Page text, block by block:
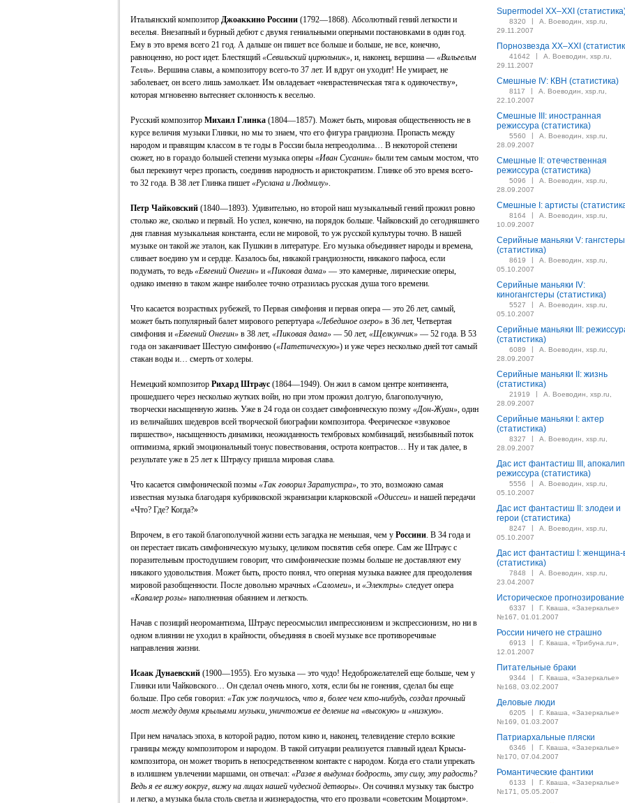
Итальянский композитор Джоаккино Россини (1792—1868). Абсолютный гений легкости и
веселья. Внезапный и бурный дебют с двумя гениальными оперными постановками в один год.
Ему в это время всего 21 год. А дальше он пишет все больше и больше, не все, конечно,
равноценно, но рост идет. Блестящий «Севильский цирюльник», и, наконец, вершина — «Вильгельм
Телль». Вершина славы, а композитору всего-то 37 лет. И вдруг он уходит! Не умирает, не
заболевает, он всего лишь замолкает. Им овладевает «неврастеническая тяга к одиночеству»,
которая мгновенно вытесняет склонность к веселью.
Русский композитор Михаил Глинка (1804—1857). Может быть, мировая общественность не в
курсе величия музыки Глинки, но мы то знаем, что его фигура грандиозна. Пропасть между
народом и правящим классом в те годы в России была непреодолима… В некоторой степени
сюжет, но в гораздо большей степени музыка оперы «Иван Сусанин» были тем самым мостом, что
был перекинут через пропасть, соединив народность и аристократизм. Глинке об это время всего-
то 32 года. В 38 лет Глинка пишет «Руслана и Людмилу».
Петр Чайковский (1840—1893). Удивительно, но второй наш музыкальный гений прожил ровно
столько же, сколько и первый. Но успел, конечно, на порядок больше. Чайковский до сегодняшнего
дня главная музыкальная константа, если не мировой, то уж русской культуры точно. В нашей
музыке он такой же эталон, как Пушкин в литературе. Его музыка объединяет народы и времена,
сливает воедино ум и сердце. Казалось бы, никакой грандиозности, никакого пафоса, если
подумать, то ведь «Евгений Онегин» и «Пиковая дама» — это камерные, лирические оперы,
однако именно в таком жанре наиболее точно отразилась русская душа того времени.
Что касается возрастных рубежей, то Первая симфония и первая опера — это 26 лет, самый,
может быть популярный балет мирового репертуара «Лебединое озеро» в 36 лет, Четвертая
симфония и «Евгений Онегин» в 38 лет, «Пиковая дама» — 50 лет, «Щелкунчик» — 52 года. В 53
года он заканчивает Шестую симфонию («Патетическую») и уже через несколько дней тот самый
стакан воды и… смерть от холеры.
Немецкий композитор Рихард Штраус (1864—1949). Он жил в самом центре континента,
прошедшего через несколько жутких войн, но при этом прожил долгую, благополучную,
творчески насыщенную жизнь. Уже в 24 года он создает симфоническую поэму «Дон-Жуан», один
из величайших шедевров всей творческой биографии композитора. Феерическое «звуковое
пиршество», насыщенность динамики, неожиданность тембровых комбинаций, неизбывный поток
оптимизма, яркий эмоциональный тонус повествования, острота контрастов… Ну и так далее, в
результате уже в 25 лет к Штраусу пришла мировая слава.
Что касается симфонической поэмы «Так говорил Заратустра», то это, возможно самая
известная музыка благодаря кубриковской экранизации кларковской «Одиссеи» и нашей передачи
«Что? Где? Когда?»
Впрочем, в его такой благополучной жизни есть загадка не меньшая, чем у Россини. В 34 года и
он перестает писать симфоническую музыку, целиком посвятив себя опере. Сам же Штраус с
поразительным простодушием говорит, что симфонические поэмы больше не доставляют ему
никакого удовольствия. Может быть, просто понял, что оперная музыка важнее для преодоления
мировой разобщенности. После довольно мрачных «Саломеи», и «Электры» следует опера
«Кавалер розы» наполненная обаянием и легкость.
Начав с позиций неоромантизма, Штраус переосмыслил импрессионизм и экспрессионизм, но ни в
одном влиянии не уходил в крайности, объединяя в своей музыке все противоречивые
направления жизни.
Исаак Дунаевский (1900—1955). Его музыка — это чудо! Недоброжелателей еще больше, чем у
Глинки или Чайковского… Он сделал очень много, хотя, если бы не гонения, сделал бы еще
больше. Про себя говорил: «Так уж получилось, что я, более чем кто-нибудь, создал прочный
мост между двумя крыльями музыки, уничтожив ее деление на «высокую» и «низкую».
При нем началась эпоха, в которой радио, потом кино и, наконец, телевидение стерло всякие
границы между композитором и народом. В такой ситуации реализуется главный идеал Крысы-
композитора, он может творить в непосредственном контакте с народом. Когда его стали упрекать
в излишнем увлечении маршами, он отвечал: «Разве я выдумал бодрость, эту силу, эту радость?
Ведь я ее вижу вокруг, вижу на лицах нашей чудесной детворы». Он сочинял музыку так быстро
и легко, а музыка была столь светла и жизнерадостна, что его прозвали «советским Моцартом».
Supermodel XX–XXI
8320 |
А. Воеводин, xsp.ru,
29.11.2007
Порнозвезда XX–XXI
41642 |
А. Воеводин, xsp.ru,
29.11.2007
Смешные IV: КВН (статистика)
8117 |
А. Воеводин, xsp.ru,
22.10.2007
Смешные III: иностранная
режиссура (статистика)
5560 |
А. Воеводин, xsp.ru,
28.09.2007
Смешные II: отечественная
режиссура (статистика)
5096 |
А. Воеводин, xsp.ru,
28.09.2007
Смешные I: артисты
8164 |
А. Воеводин, xsp.ru,
10.09.2007
Серийные маньяки V: гангстеры
(статистика)
8619 |
А. Воеводин, xsp.ru,
05.10.2007
Серийные маньяки IV:
киногангстеры (статистика)
5527 |
А. Воеводин, xsp.ru,
05.10.2007
Серийные маньяки III:
(статистика)
6089 |
А. Воеводин, xsp.ru,
28.09.2007
Серийные маньяки II: жизнь
(статистика)
21919 |
А. Воеводин, xsp.ru,
28.09.2007
Серийные маньяки I: актер
(статистика)
8327 |
А. Воеводин, xsp.ru,
28.09.2007
Дас ист фантастиш III,
режиссура (статистика)
5556 |
А. Воеводин, xsp.ru,
05.10.2007
Дас ист фантастиш II: злодеи и
герои (статистика)
8247 |
А. Воеводин, xsp.ru,
05.10.2007
Дас ист фантастиш I: женщина-
(статистика)
7848 |
А. Воеводин, xsp.ru,
23.04.2007
Историческое прогнозирование
6337 |
Г. Кваша, «Зазеркалье»
№167, 01.01.2007
России ничего не страшно
6913 |
Г. Кваша, «Трибуна.ru»,
12.01.2007
Питательные браки
9344 |
Г. Кваша, «Зазеркалье»
№168, 03.02.2007
Деловые люди
6205 |
Г. Кваша, «Зазеркалье»
№169, 01.03.2007
Патриархальные пляски
6346 |
Г. Кваша, «Зазеркалье»
№170, 07.04.2007
Романтические фантики
6133 |
Г. Кваша, «Зазеркалье»
№171, 05.05.2007